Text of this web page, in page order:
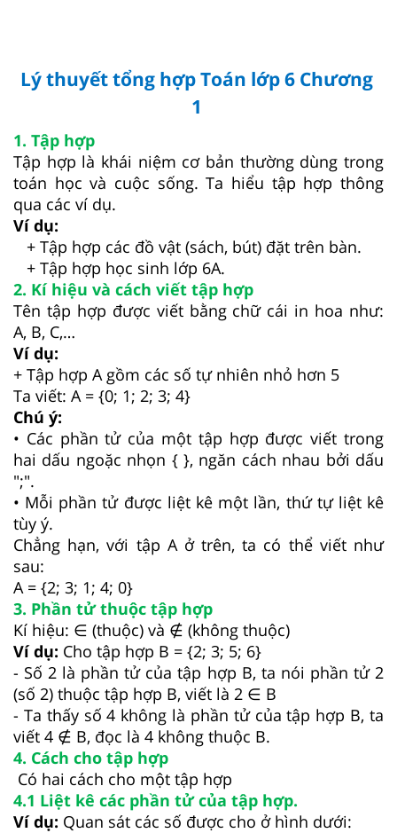
Lý thuyết tổng hợp Toán lớp 6 Chương
1
1. Tập hợp
Tập hợp là khái niệm cơ bản thường dùng trong
toán học và cuộc sống. Ta hiểu tập hợp thông
qua các ví dụ.
Ví dụ:
+ Tập hợp các đồ vật (sách, bút) đặt trên bàn.
+ Tập hợp học sinh lớp 6A.
2. Kí hiệu và cách viết tập hợp
Tên tập hợp được viết bằng chữ cái in hoa như:
A, B, C,…
Ví dụ:
+ Tập hợp A gồm các số tự nhiên nhỏ hơn 5
Ta viết: A = {0; 1; 2; 3; 4}
Chú ý:
• Các phần tử của một tập hợp được viết trong
hai dấu ngoặc nhọn { }, ngăn cách nhau bởi dấu
";".
• Mỗi phần tử được liệt kê một lần, thứ tự liệt kê
tùy ý.
Chẳng hạn, với tập A ở trên, ta có thể viết như
sau:
A = {2; 3; 1; 4; 0}
3. Phần tử thuộc tập hợp
Kí hiệu: ∈ (thuộc) và ∉ (không thuộc)
Ví dụ: Cho tập hợp B = {2; 3; 5; 6}
- Số 2 là phần tử của tập hợp B, ta nói phần tử 2
(số 2) thuộc tập hợp B, viết là 2 ∈ B
- Ta thấy số 4 không là phần tử của tập hợp B, ta
viết 4 ∉ B, đọc là 4 không thuộc B.
4. Cách cho tập hợp
Có hai cách cho một tập hợp
4.1 Liệt kê các phần tử của tập hợp.
Ví dụ: Quan sát các số được cho ở hình dưới: